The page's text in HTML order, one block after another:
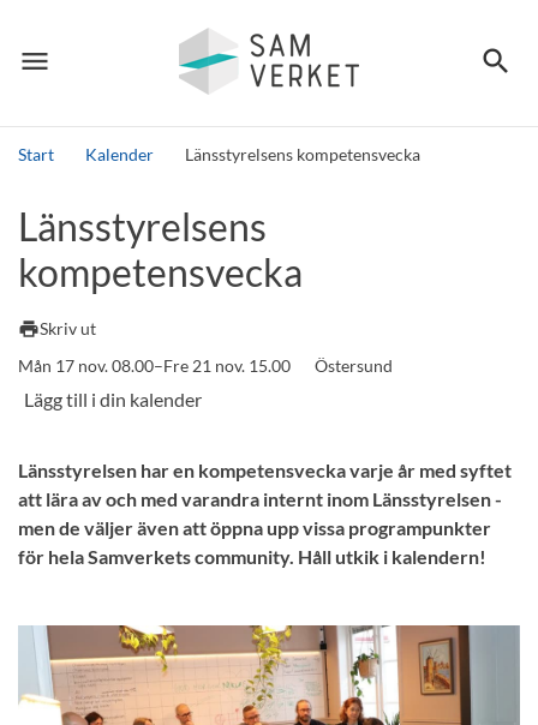
menu
Meny search
Sök
Start Kalender Länsstyrelsens kompetensvecka
Länsstyrelsens
kompetensvecka
printSkriv ut
Mån 17 nov. 08.00–Fre 21 nov. 15.00
Östersund
Länsstyrelsen har en kompetensvecka varje år med syftet
att lära av och med varandra internt inom Länsstyrelsen -
men de väljer även att öppna upp vissa programpunkter
för hela Samverkets community. Håll utkik i kalendern!